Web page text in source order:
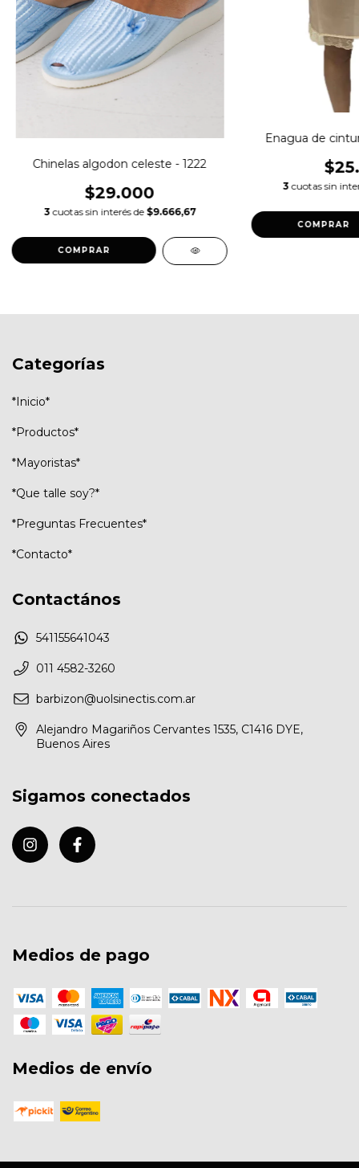
Chinelas algodon celeste - 1222
$29.000
3 cuotas sin interés de $9.666,67
COMPRAR
Enagua de
3 cuotas sin
COMPRAR
Categorías
*Inicio*
*Productos*
*Mayoristas*
*Que talle soy?*
*Preguntas Frecuentes*
*Contacto*
Contactános
541155641043
011 4582-3260
barbizon@uolsinectis.com.ar
Alejandro Magariños Cervantes 1535, C1416 DYE,
Buenos Aires
Sigamos conectados
Medios de pago
Medios de envío